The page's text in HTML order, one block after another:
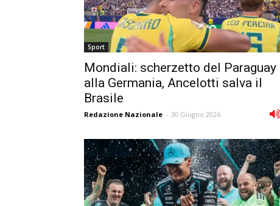
Sport
Mondiali: scherzetto del Paraguay
alla Germania, Ancelotti salva il
Brasile
Redazione Nazionale - 30 Giugno 2026